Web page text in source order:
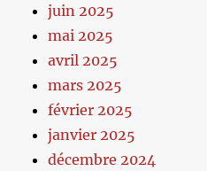
juin 2025
mai 2025
avril 2025
mars 2025
février 2025
janvier 2025
décembre 2024